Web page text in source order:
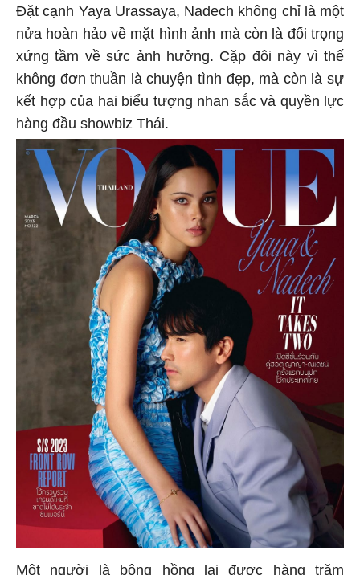
Đặt cạnh Yaya Urassaya, Nadech không chỉ là một
nửa hoàn hảo về mặt hình ảnh mà còn là đối trọng
xứng tầm về sức ảnh hưởng. Cặp đôi này vì thế
không đơn thuần là chuyện tình đẹp, mà còn là sự
kết hợp của hai biểu tượng nhan sắc và quyền lực
hàng đầu showbiz Thái.